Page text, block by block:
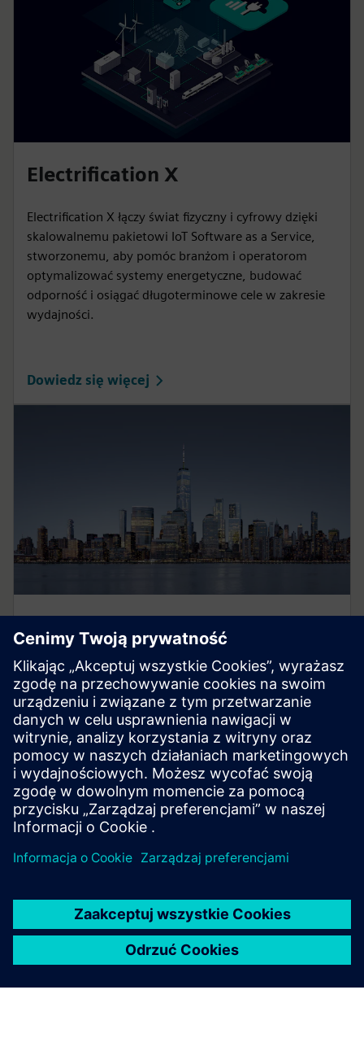
Electrification X
Electrification X łączy świat fizyczny i cyfrowy dzięki
skalowalnemu pakietowi IoT Software as a Service,
stworzonemu, aby pomóc branżom i operatorom
optymalizować systemy energetyczne, budować
odporność i osiągać długoterminowe cele w zakresie
wydajności.
Dowiedz się więcej
Smart Infrastructure
Nasza technologia przekształca infrastrukturę w
szybkim tempie i skali, umożliwiając współpracującym
ekosystemom przyspieszenie cyfrowej podróży
naszych klientów.
Dowiedz się więcej